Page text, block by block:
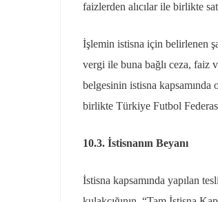
faizlerden alıcılar ile birlikte
İşlemin istisna için belirlenen
vergi ile buna bağlı ceza, faiz
belgesinin istisna kapsamında
birlikte Türkiye Futbol
10.3. İstisnanın Beyanı
İstisna kapsamında yapılan